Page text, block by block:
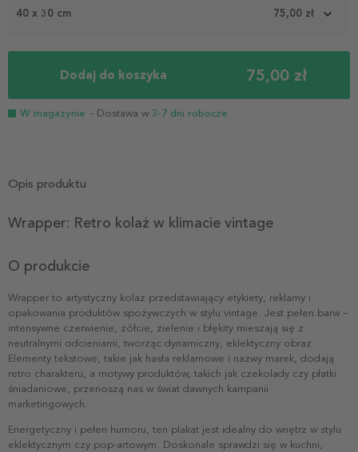
40 x 30 cm 75,00 zł
Dodaj do koszyka 75,00 zł
W magazynie - Dostawa w 3-7 dni robocze
Opis produktu
Wrapper: Retro kolaż w klimacie vintage
O produkcie
Wrapper to artystyczny kolaż przedstawiający etykiety, reklamy i
opakowania produktów spożywczych w stylu vintage. Jest pełen barw –
intensywne czerwienie, żółcie, zielenie i błękity mieszają się z
neutralnymi odcieniami, tworząc dynamiczny, eklektyczny obraz.
Elementy tekstowe, takie jak hasła reklamowe i nazwy marek, dodają
retro charakteru, a motywy produktów, takich jak czekolady czy płatki
śniadaniowe, przenoszą nas w świat dawnych kampanii
marketingowych.
Energetyczny i pełen humoru, ten plakat jest idealny do wnętrz w stylu
eklektycznym czy pop-artowym. Doskonale sprawdzi się w kuchni,